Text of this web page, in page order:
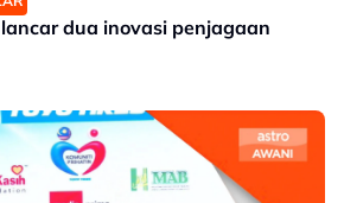
dua inovasi penjagaan